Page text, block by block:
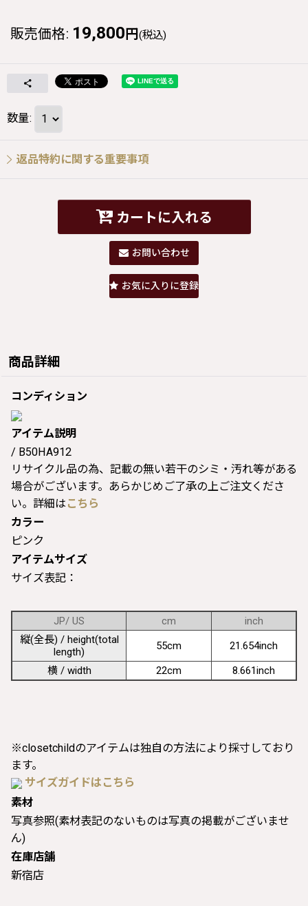
販売価格: 19,800 円 (税込)
数量:
返品特約に関する重要事項
カートに入れる
お問い合わせ
お気に入りに登録
商品詳細
コンディション
アイテム説明
/ B50HA912
リサイクル品の為、記載の無い若干のシミ・汚れ等がある
場合がございます。あらかじめご了承の上ご注文くださ
い。詳細は こちら
カラー
ピンク
アイテムサイズ
サイズ表記：
JP/ US cm
inch
縦(全長) / height(total
length)
55cm
21.654inch
横 / width
22cm 8.661inch
※closetchildのアイテムは独自の方法により採寸しており
ます。
サイズガイドはこちら
素材
写真参照(素材表記のないものは写真の掲載がございませ
ん)
在庫店舗
新宿店